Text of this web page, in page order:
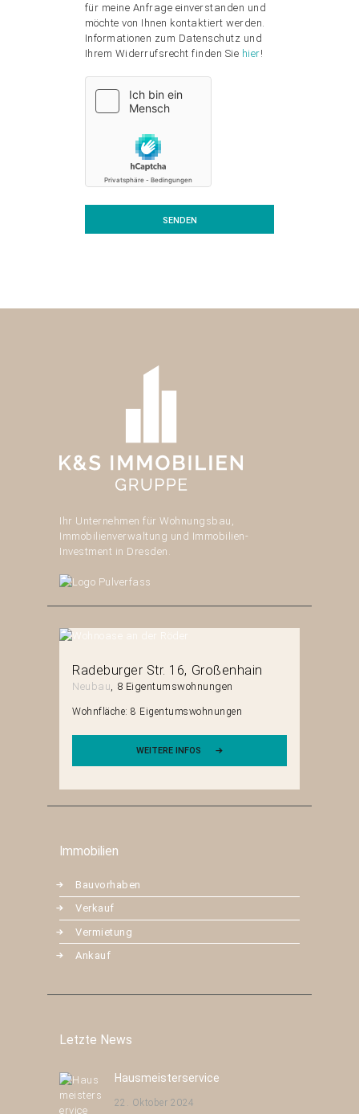
für meine Anfrage einverstanden und
möchte von Ihnen kontaktiert werden.
Informationen zum Datenschutz und
Ihrem Widerrufsrecht finden Sie hier!
Ihr Unternehmen für Wohnungsbau,
Immobilienverwaltung und Immobilien-
Investment in Dresden.
Radeburger Str. 16 Großenhain
Neubau 8 Eigentumswohnungen
Wohnfläche: 8 Eigentumswohnungen
WEITERE INFOS
Immobilien
Bauvorhaben
Verkauf
Vermietung
Ankauf
Letzte News
Hausmeisterservice
22. Oktober 2024